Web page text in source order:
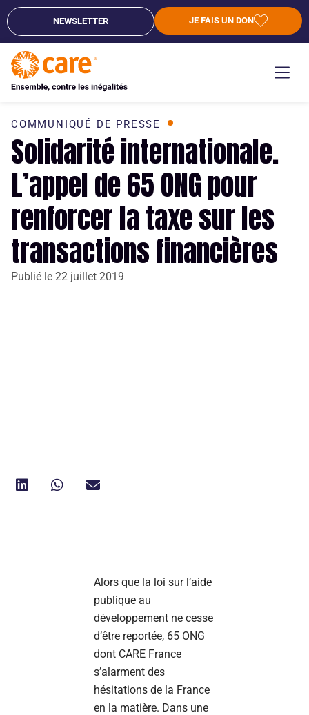
NEWSLETTER JE FAIS UN DON
COMMUNIQUÉ DE PRESSE
Solidarité internationale.
L’appel de 65 ONG pour
renforcer la taxe sur les
transactions financières
Publié le 22 juillet 2019
Alors que la loi sur l’aide
publique au
développement ne cesse
d’être reportée, 65 ONG
dont CARE France
s’alarment des
hésitations de la France
en la matière. Dans une